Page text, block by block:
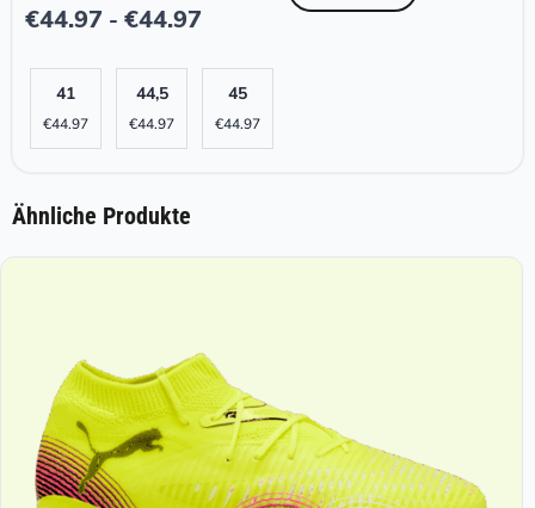
€44.97 - €44.97
41
€44.97
44,5
€44.97
45
€44.97
Ähnliche Produkte